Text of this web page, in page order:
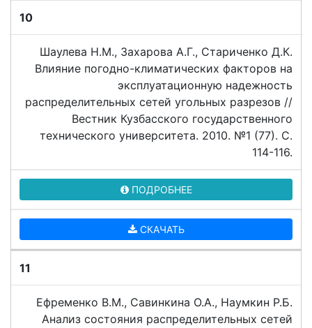
10
Шаулева Н.М., Захарова А.Г., Стариченко Д.К.
Влияние погодно-климатических факторов на
эксплуатационную надежность
распределительных сетей угольных разрезов //
Вестник Кузбасского государственного
технического университета. 2010. №1 (77). C.
114-116.
ПОДРОБНЕЕ
СКАЧАТЬ
11
Ефременко В.М., Савинкина О.А., Наумкин Р.Б.
Анализ состояния распределительных сетей